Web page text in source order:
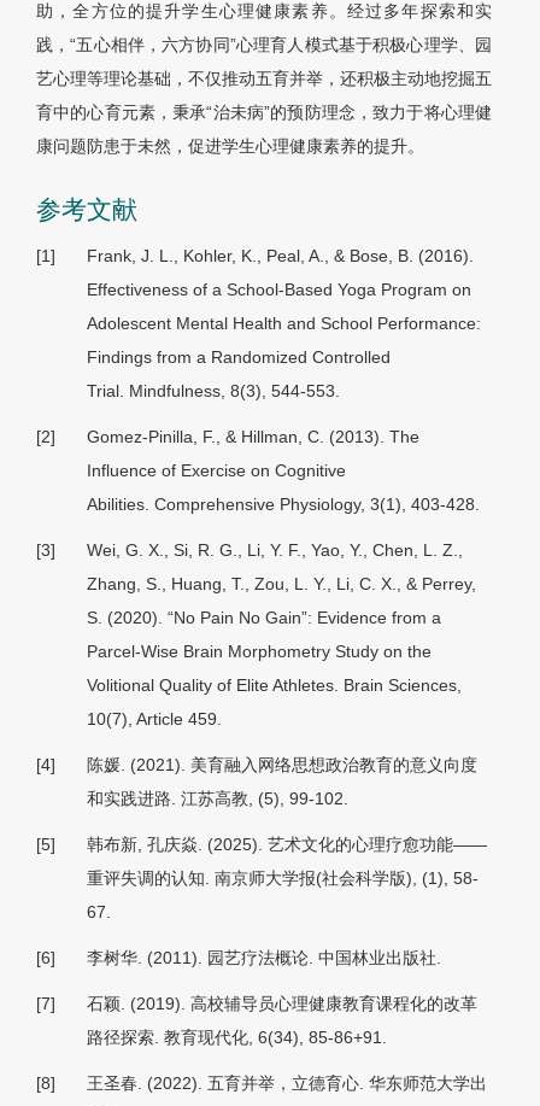
助，全方位的提升学生心理健康素养。经过多年探索和实
践，“五心相伴，六方协同”心理育人模式基于积极心理学、园
艺心理等理论基础，不仅推动五育并举，还积极主动地挖掘五
育中的心育元素，秉承“治未病”的预防理念，致力于将心理健
康问题防患于未然，促进学生心理健康素养的提升。
参考文献
[1]
Frank, J. L., Kohler, K., Peal, A., & Bose, B. (2016).
Effectiveness of a School-Based Yoga Program on
Adolescent Mental Health and School Performance:
Findings from a Randomized Controlled
Trial. Mindfulness, 8(3), 544-553.
[2]
Gomez-Pinilla, F., & Hillman, C. (2013). The
Influence of Exercise on Cognitive
Abilities. Comprehensive Physiology, 3(1), 403-428.
[3]
Wei, G. X., Si, R. G., Li, Y. F., Yao, Y., Chen, L. Z.,
Zhang, S., Huang, T., Zou, L. Y., Li, C. X., & Perrey,
S. (2020). “No Pain No Gain”: Evidence from a
Parcel-Wise Brain Morphometry Study on the
Volitional Quality of Elite Athletes. Brain Sciences,
10(7), Article 459.
[4]
陈媛. (2021). 美育融入网络思想政治教育的意义向度
和实践进路. 江苏高教, (5), 99-102.
[5]
韩布新, 孔庆焱. (2025). 艺术文化的心理疗愈功能——
重评失调的认知. 南京师大学报(社会科学版), (1), 58-
67.
[6] 李树华. (2011). 园艺疗法概论. 中国林业出版社.
[7]
石颖. (2019). 高校辅导员心理健康教育课程化的改革
路径探索. 教育现代化, 6(34), 85-86+91.
[8] 王圣春. (2022). 五育并举，立德育心. 华东师范大学出